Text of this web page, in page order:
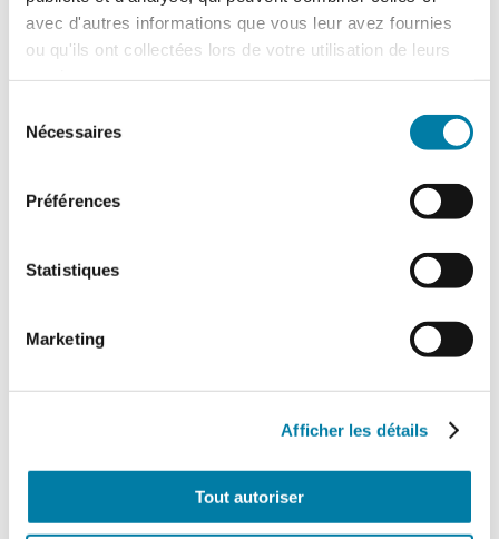
avec d'autres informations que vous leur avez fournies
ou qu'ils ont collectées lors de votre utilisation de leurs
Nécessaires
Préférences
Statistiques
Marketing
Afficher les détails
Tout autoriser
verticale
français des drones de sécurité commence